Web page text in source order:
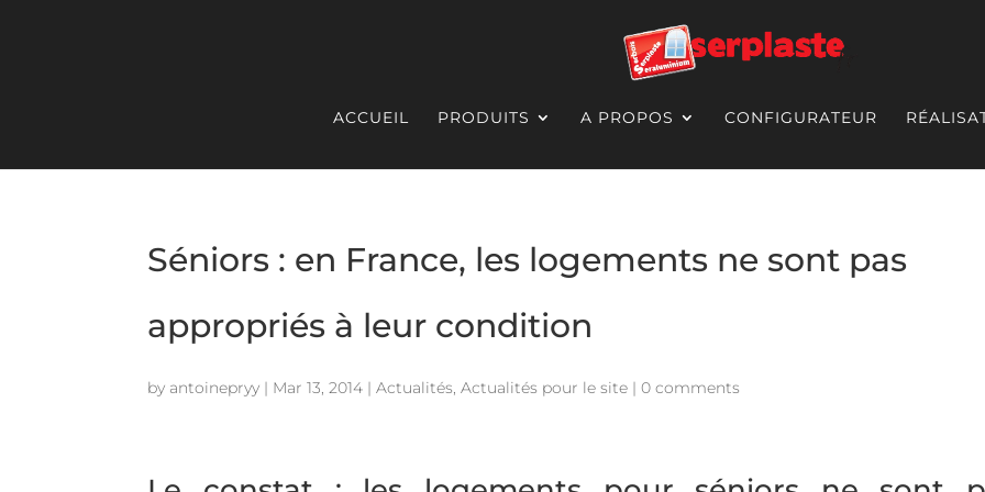
ACCUEIL PRODUITS A PROPOS CONFIGURATEUR
Séniors : en France, les logements ne sont pas
appropriés à leur condition
by antoinepryy | Mar 13, 2014 |Actualités,Actualités pour le site |0 comments